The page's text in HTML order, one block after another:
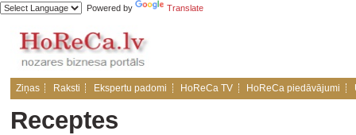
Powered by Translate
Ziņas Raksti Ekspertu padomi HoReCa TV HoReCa piedāvājumi
Receptes